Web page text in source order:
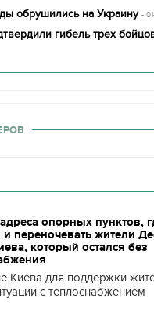
обрушились на Украину -
гибель трех
опорных пунктов,
и переночевать жители
который остался без
Киева для поддержки
с теплоснабжением